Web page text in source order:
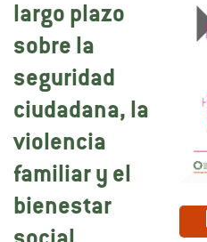
largo plazo
sobre la
seguridad
ciudadana, la
violencia
familiar y el
bienestar